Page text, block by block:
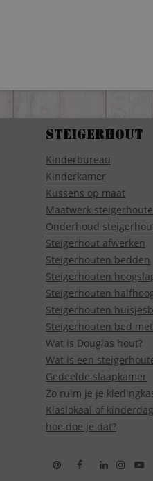
Steigerhout
Kinderbureau
Kinderkamer
Kussens op maat
Maatwerk
Onderhoud
Steigerhout afwerken
Steigerhouten bedden
Steigerhouten
Steigerhouten
Steigerhouten
Steigerhouten bed
Wat is Douglas hout?
Wat is een
Gedeelde slaapkamer
Zo ruim je je
Klaslokaal of
hoe doe je dat?